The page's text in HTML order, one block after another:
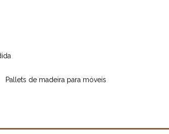
pallets de madeira para móveis